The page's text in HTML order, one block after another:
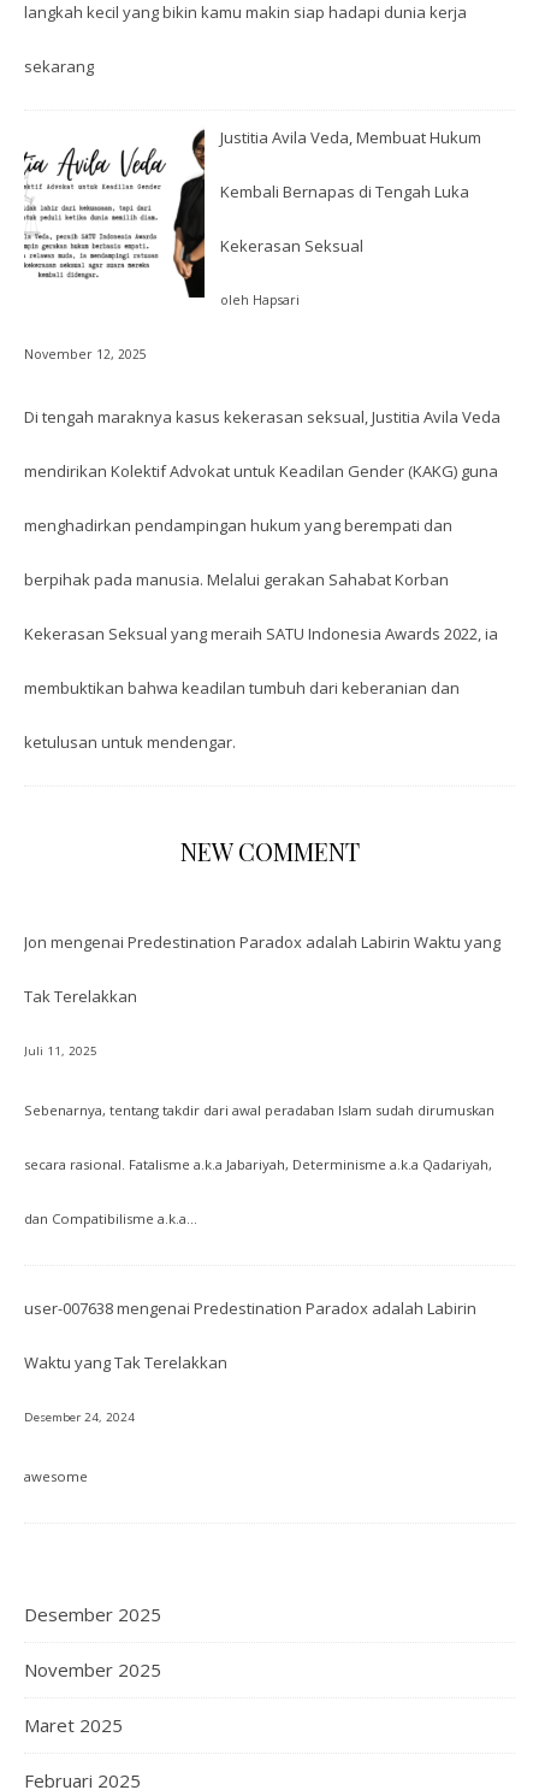
langkah kecil yang bikin kamu makin siap hadapi dunia kerja
sekarang
Justitia Avila Veda, Membuat Hukum
Kembali Bernapas di Tengah Luka
Kekerasan Seksual
oleh Hapsari
November 12, 2025
Di tengah maraknya kasus kekerasan seksual, Justitia Avila Veda
mendirikan Kolektif Advokat untuk Keadilan Gender (KAKG) guna
menghadirkan pendampingan hukum yang berempati dan
berpihak pada manusia. Melalui gerakan Sahabat Korban
Kekerasan Seksual yang meraih SATU Indonesia Awards 2022, ia
membuktikan bahwa keadilan tumbuh dari keberanian dan
ketulusan untuk mendengar.
NEW COMMENT
Jon mengenai Predestination Paradox adalah Labirin Waktu yang
Tak Terelakkan
Juli 11, 2025
Sebenarnya, tentang takdir dari awal peradaban Islam sudah dirumuskan
secara rasional. Fatalisme a.k.a Jabariyah, Determinisme a.k.a Qadariyah,
dan Compatibilisme a.k.a…
user-007638mengenai Predestination Paradox adalah Labirin
Waktu yang Tak Terelakkan
Desember 24, 2024
awesome
Desember 2025
November 2025
Maret 2025
Februari 2025